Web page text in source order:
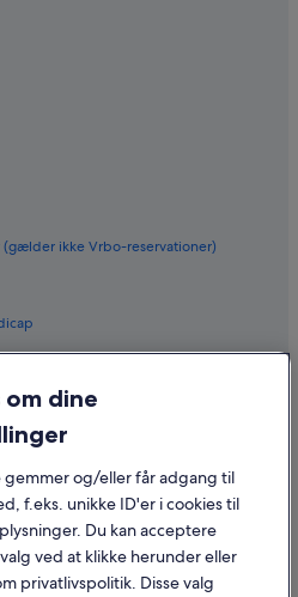
ikke Vrbo-reservationer)
af indhold
dine
gemmer og/eller får adgang til
f.eks. unikke ID'er i cookies til
Du kan acceptere
ved at klikke herunder eller
privatlivspolitik. Disse valg